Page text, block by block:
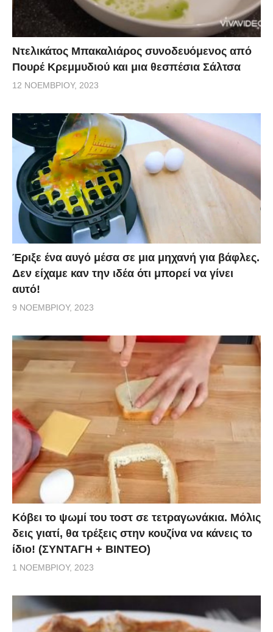
Ντελικάτος Μπακαλιάρος συνοδευόμενος από
Πουρέ Κρεμμυδιού και μια θεσπέσια Σάλτσα
12 ΝΟΕΜΒΡΊΟΥ, 2023
Έριξε ένα αυγό μέσα σε μια μηχανή για βάφλες.
Δεν είχαμε καν την ιδέα ότι μπορεί να γίνει
αυτό!
9 ΝΟΕΜΒΡΊΟΥ, 2023
Κόβει το ψωμί του τοστ σε τετραγωνάκια. Μόλις
δεις γιατί, θα τρέξεις στην κουζίνα να κάνεις το
ίδιο! (ΣΥΝΤΑΓΗ + ΒΙΝΤΕΟ)
1 ΝΟΕΜΒΡΊΟΥ, 2023